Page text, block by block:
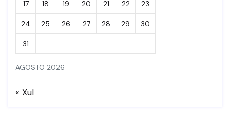
AGOSTO 2026
17 18 19 20 21 22 23
24 25 26 27 28 29 30
31
« Xul